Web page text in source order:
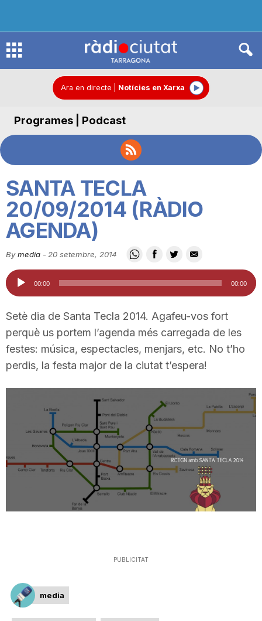
R
d
o
C
u
t
a
d
Ara en directe Notícies en Xarxa
Programes | Podcast
SANTA TECLA
20/09/2014 (RÀDIO
AGENDA)
By media - 20 setembre, 2014
Reproductor
d'àudio
00:00 00:00
Setè dia de Santa Tecla 2014. Agafeu-vos fort
perquè us portem l’agenda més carregada de les
festes: música, espectacles, menjars, etc. No t’ho
perdis, la festa major de la ciutat t’espera!
PUBLICITAT
media